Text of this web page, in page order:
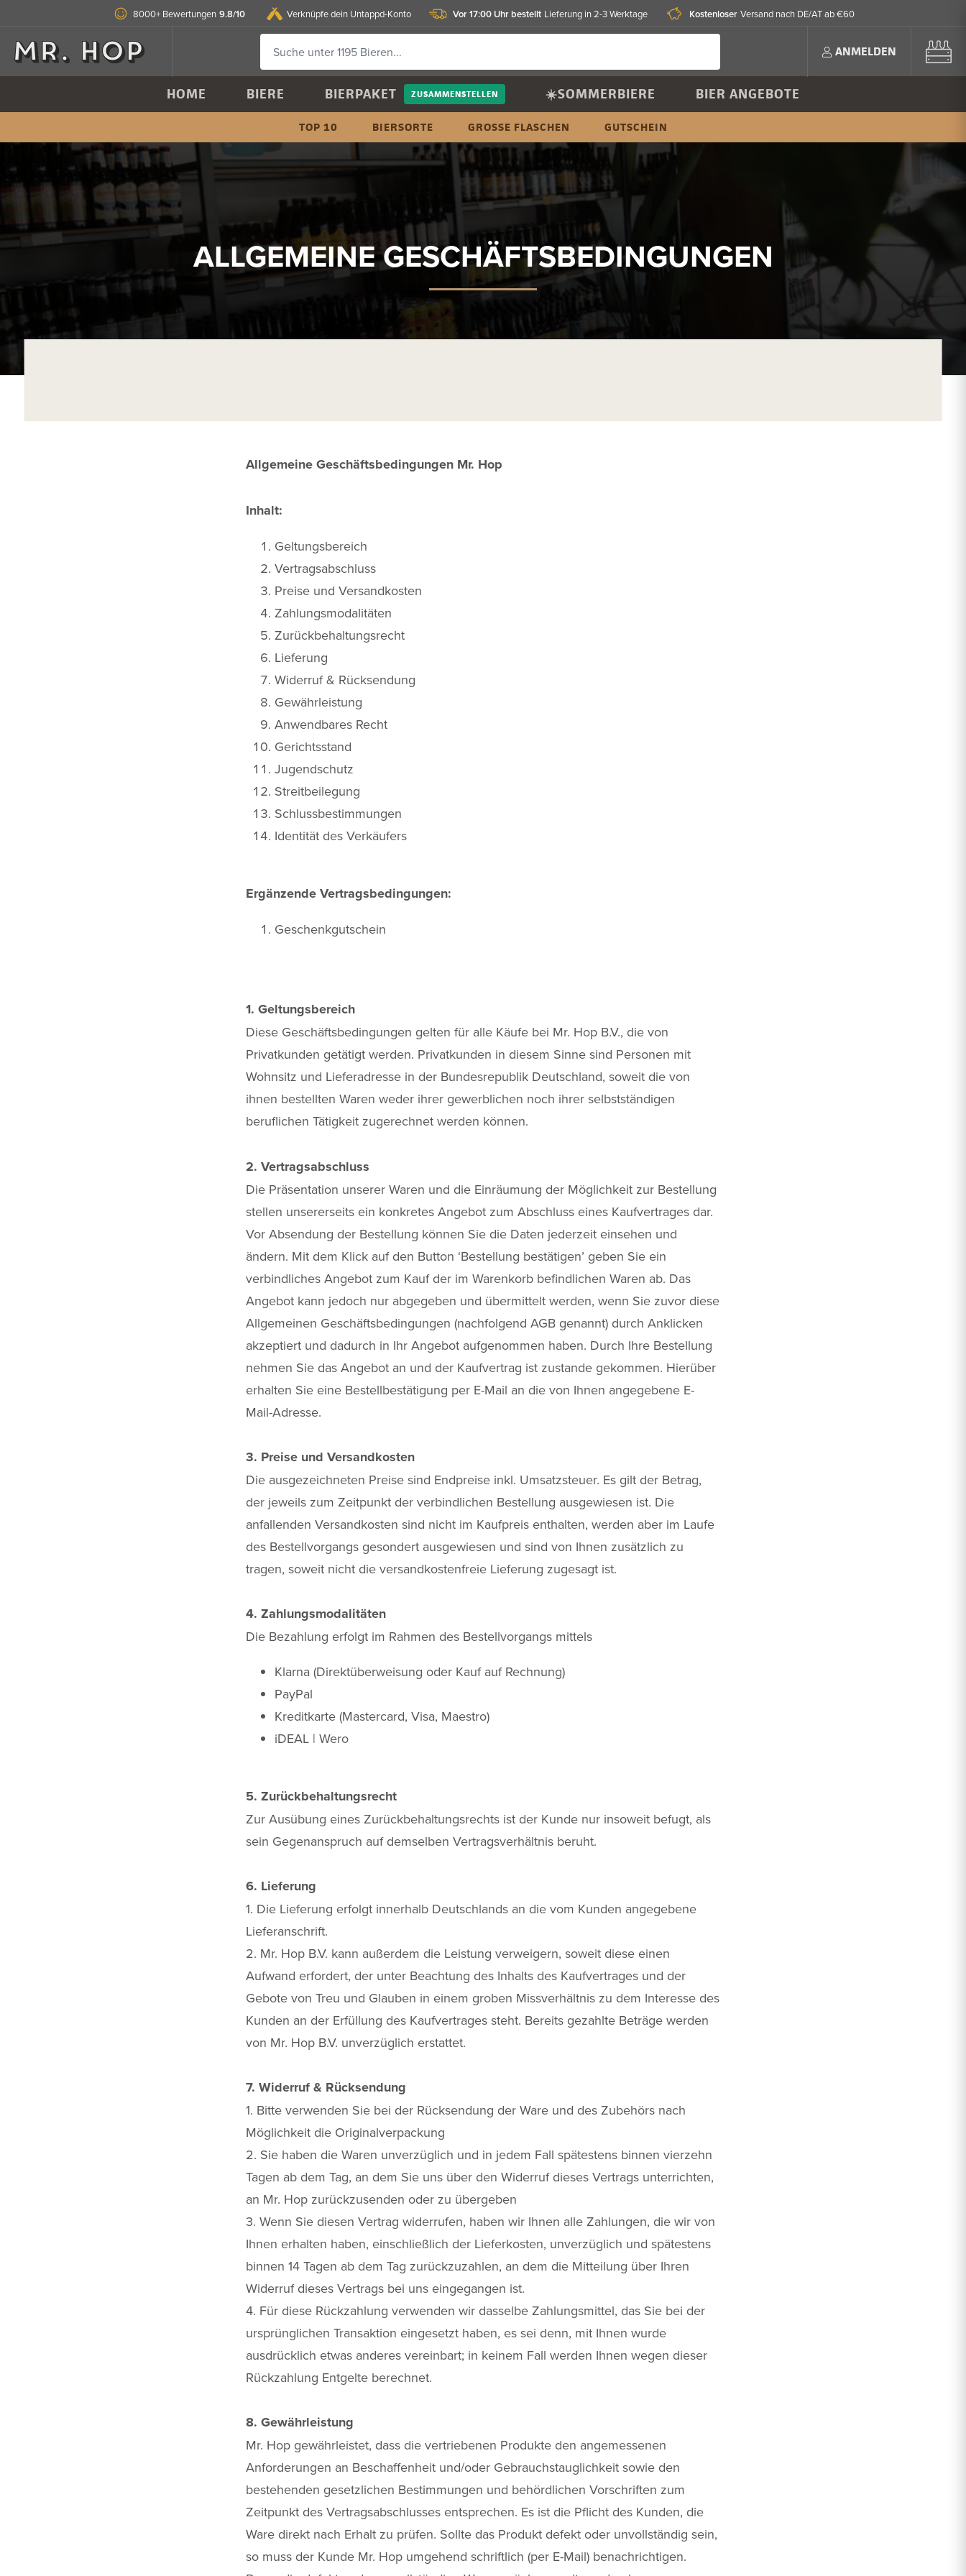
8000+ Bewertungen 9.8/10 Verknüpfe dein Untappd-Konto Vor 17:00 Uhr bestellt Lieferung in 2-3 Werktage Kostenloser Versand nach DE/AT ab €60
ANMELDEN
HOME BIERE BIERPAKET ZUSAMMENSTELLEN ☀️SOMMERBIERE BIER ANGEBOTE
TOP 10 BIERSORTE GROSSE FLASCHEN GUTSCHEIN
ALLGEMEINE GESCHÄFTSBEDINGUNGEN
Allgemeine Geschäftsbedingungen Mr. Hop
Inhalt:
Geltungsbereich
Vertragsabschluss
Preise und Versandkosten
Zahlungsmodalitäten
Zurückbehaltungsrecht
Lieferung
Widerruf & Rücksendung
Gewährleistung
Anwendbares Recht
Gerichtsstand
Jugendschutz
Streitbeilegung
Schlussbestimmungen
Identität des Verkäufers
Ergänzende Vertragsbedingungen:
Geschenkgutschein
1. Geltungsbereich
Diese Geschäftsbedingungen gelten für alle Käufe bei Mr. Hop B.V., die von
Privatkunden getätigt werden. Privatkunden in diesem Sinne sind Personen mit
Wohnsitz und Lieferadresse in der Bundesrepublik Deutschland, soweit die von
ihnen bestellten Waren weder ihrer gewerblichen noch ihrer selbstständigen
beruflichen Tätigkeit zugerechnet werden können.
2. Vertragsabschluss
Die Präsentation unserer Waren und die Einräumung der Möglichkeit zur Bestellung
stellen unsererseits ein konkretes Angebot zum Abschluss eines Kaufvertrages dar.
Vor Absendung der Bestellung können Sie die Daten jederzeit einsehen und
ändern. Mit dem Klick auf den Button ‘Bestellung bestätigen’ geben Sie ein
verbindliches Angebot zum Kauf der im Warenkorb befindlichen Waren ab. Das
Angebot kann jedoch nur abgegeben und übermittelt werden, wenn Sie zuvor diese
Allgemeinen Geschäftsbedingungen (nachfolgend AGB genannt) durch Anklicken
akzeptiert und dadurch in Ihr Angebot aufgenommen haben. Durch Ihre Bestellung
nehmen Sie das Angebot an und der Kaufvertrag ist zustande gekommen. Hierüber
erhalten Sie eine Bestellbestätigung per E-Mail an die von Ihnen angegebene E-
Mail-Adresse.
3. Preise und Versandkosten
Die ausgezeichneten Preise sind Endpreise inkl. Umsatzsteuer. Es gilt der Betrag,
der jeweils zum Zeitpunkt der verbindlichen Bestellung ausgewiesen ist. Die
anfallenden Versandkosten sind nicht im Kaufpreis enthalten, werden aber im Laufe
des Bestellvorgangs gesondert ausgewiesen und sind von Ihnen zusätzlich zu
tragen, soweit nicht die versandkostenfreie Lieferung zugesagt ist.
4. Zahlungsmodalitäten
Die Bezahlung erfolgt im Rahmen des Bestellvorgangs mittels
Klarna (Direktüberweisung oder Kauf auf Rechnung)
PayPal
Kreditkarte (Mastercard, Visa, Maestro)
iDEAL | Wero
5. Zurückbehaltungsrecht
Zur Ausübung eines Zurückbehaltungsrechts ist der Kunde nur insoweit befugt, als
sein Gegenanspruch auf demselben Vertragsverhältnis beruht.
6. Lieferung
1. Die Lieferung erfolgt innerhalb Deutschlands an die vom Kunden angegebene
Lieferanschrift.
2. Mr. Hop B.V. kann außerdem die Leistung verweigern, soweit diese einen
Aufwand erfordert, der unter Beachtung des Inhalts des Kaufvertrages und der
Gebote von Treu und Glauben in einem groben Missverhältnis zu dem Interesse des
Kunden an der Erfüllung des Kaufvertrages steht. Bereits gezahlte Beträge werden
von Mr. Hop B.V. unverzüglich erstattet.
7. Widerruf & Rücksendung
1. Bitte verwenden Sie bei der Rücksendung der Ware und des Zubehörs nach
Möglichkeit die Originalverpackung
2. Sie haben die Waren unverzüglich und in jedem Fall spätestens binnen vierzehn
Tagen ab dem Tag, an dem Sie uns über den Widerruf dieses Vertrags unterrichten,
an Mr. Hop zurückzusenden oder zu übergeben
3. Wenn Sie diesen Vertrag widerrufen, haben wir Ihnen alle Zahlungen, die wir von
Ihnen erhalten haben, einschließlich der Lieferkosten, unverzüglich und spätestens
binnen 14 Tagen ab dem Tag zurückzuzahlen, an dem die Mitteilung über Ihren
Widerruf dieses Vertrags bei uns eingegangen ist.
4. Für diese Rückzahlung verwenden wir dasselbe Zahlungsmittel, das Sie bei der
ursprünglichen Transaktion eingesetzt haben, es sei denn, mit Ihnen wurde
ausdrücklich etwas anderes vereinbart; in keinem Fall werden Ihnen wegen dieser
Rückzahlung Entgelte berechnet.
8. Gewährleistung
Mr. Hop gewährleistet, dass die vertriebenen Produkte den angemessenen
Anforderungen an Beschaffenheit und/oder Gebrauchstauglichkeit sowie den
bestehenden gesetzlichen Bestimmungen und behördlichen Vorschriften zum
Zeitpunkt des Vertragsabschlusses entsprechen. Es ist die Pflicht des Kunden, die
Ware direkt nach Erhalt zu prüfen. Sollte das Produkt defekt oder unvollständig sein,
so muss der Kunde Mr. Hop umgehend schriftlich (per E-Mail) benachrichtigen.